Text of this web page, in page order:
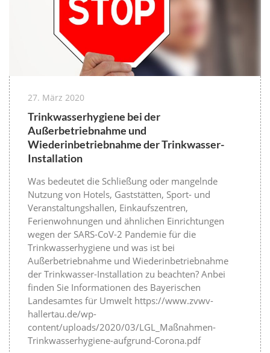
27. März 2020
Trinkwasserhygiene bei der
Außerbetriebnahme und
Wiederinbetriebnahme der Trinkwasser-
Installation
Was bedeutet die Schließung oder mangelnde
Nutzung von Hotels, Gaststätten, Sport- und
Veranstaltungshallen, Einkaufszentren,
Ferienwohnungen und ähnlichen Einrichtungen
wegen der SARS-CoV-2 Pandemie für die
Trinkwasserhygiene und was ist bei
Außerbetriebnahme und Wiederinbetriebnahme
der Trinkwasser-Installation zu beachten? Anbei
finden Sie Informationen des Bayerischen
Landesamtes für Umwelt https://www.zvwv-
hallertau.de/wp-
content/uploads/2020/03/LGL_Maßnahmen-
Trinkwasserhygiene-aufgrund-Corona.pdf